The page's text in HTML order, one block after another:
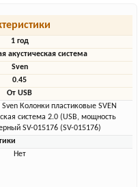
1 год
акустическая система
Sven
0.45
От USB
Колонки пластиковые SVEN
система 2.0 (USB, мощность
SV-015176 (SV-015176)
Нет